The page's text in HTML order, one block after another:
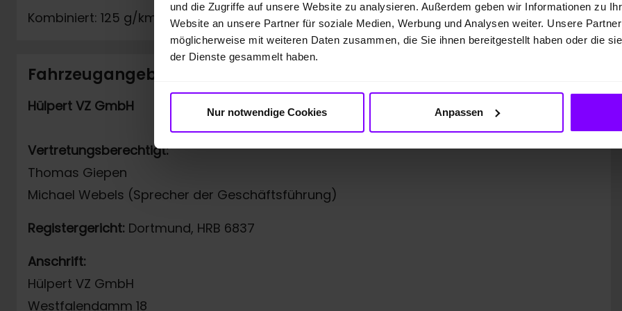
und die Zugriffe auf unsere Website zu analysieren. Außerdem geben wir Informationen zu
Website an unsere Partner für soziale Medien, Werbung und Analysen weiter. Unsere
möglicherweise mit weiteren Daten zusammen, die Sie ihnen bereitgestellt haben oder die
der Dienste gesammelt haben.
Nur notwendige Cookies Anpassen
Kombiniert: 125 g/km
Fahrzeugangebot der Hülpert VZ GmbH
Hülpert VZ GmbH
Vertretungsberechtigt:
Thomas Giepen
Michael Webels (Sprecher der Geschäftsführung)
Registergericht: Dortmund, HRB 6837
Anschrift:
Hülpert VZ GmbH
Westfalendamm 18